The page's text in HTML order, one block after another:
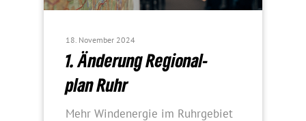
18. November 2024
1. Ände­rung Regio­nal­
plan Ruhr
Mehr Wind­energie im Ruhr­ge­biet